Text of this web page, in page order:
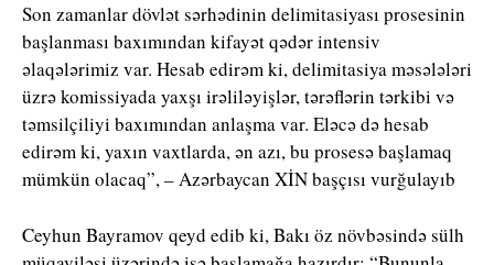
Son zamanlar dövlət sərhədinin delimitasiyası prosesinin
başlanması baxımından kifayət qədər intensiv
əlaqələrimiz var. Hesab edirəm ki, delimitasiya məsələləri
üzrə komissiyada yaxşı irəliləyişlər, tərəflərin tərkibi və
təmsilçiliyi baxımından anlaşma var. Eləcə də hesab
edirəm ki, yaxın vaxtlarda, ən azı, bu prosesə başlamaq
mümkün olacaq”, – Azərbaycan XİN başçısı vurğulayıb
Ceyhun Bayramov qeyd edib ki, Bakı öz növbəsində sülh